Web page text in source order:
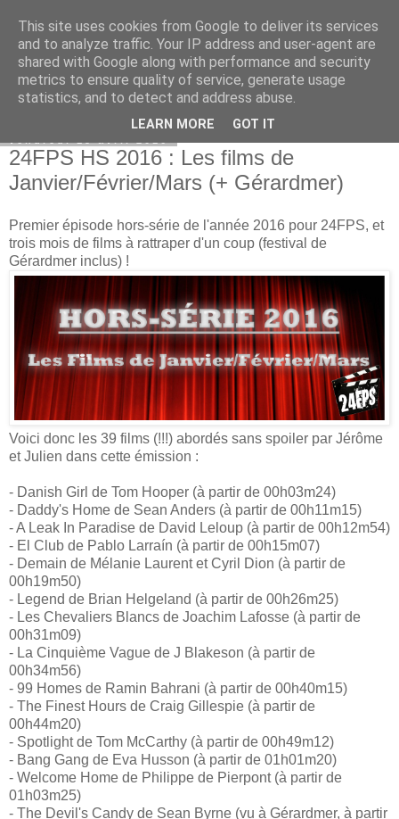
Bepod
24FPS HS 2016 : Les films de
Janvier/Février/Mars (+ Gérardmer)
Premier épisode hors-série de l'année 2016 pour 24FPS, et
trois mois de films à rattraper d'un coup (festival de
Gérardmer inclus) !
Voici donc les 39 films (!!!) abordés sans spoiler par Jérôme
et Julien dans cette émission :
- Danish Girl de Tom Hooper (à partir de 00h03m24)
- Daddy's Home de Sean Anders (à partir de 00h11m15)
- A Leak In Paradise de David Leloup (à partir de 00h12m54)
- El Club de Pablo Larraín (à partir de 00h15m07)
- Demain de Mélanie Laurent et Cyril Dion (à partir de
00h19m50)
- Legend de Brian Helgeland (à partir de 00h26m25)
- Les Chevaliers Blancs de Joachim Lafosse (à partir de
00h31m09)
- La Cinquième Vague de J Blakeson (à partir de
00h34m56)
- 99 Homes de Ramin Bahrani (à partir de 00h40m15)
- The Finest Hours de Craig Gillespie (à partir de
00h44m20)
- Spotlight de Tom McCarthy (à partir de 00h49m12)
- Bang Gang de Eva Husson (à partir de 01h01m20)
- Welcome Home de Philippe de Pierpont (à partir de
01h03m25)
- The Devil's Candy de Sean Byrne (vu à Gérardmer, à partir
This site uses cookies from Google to deliver its services
and to analyze traffic. Your IP address and user-agent are
shared with Google along with performance and security
metrics to ensure quality of service, generate usage
statistics, and to detect and address abuse.
LEARN MORE GOT IT